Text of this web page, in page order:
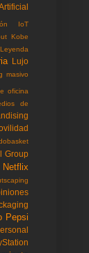
IoT
Kobe
Leyenda
Lujo
masivo
oficina
de
Group
Netflix
Pepsi